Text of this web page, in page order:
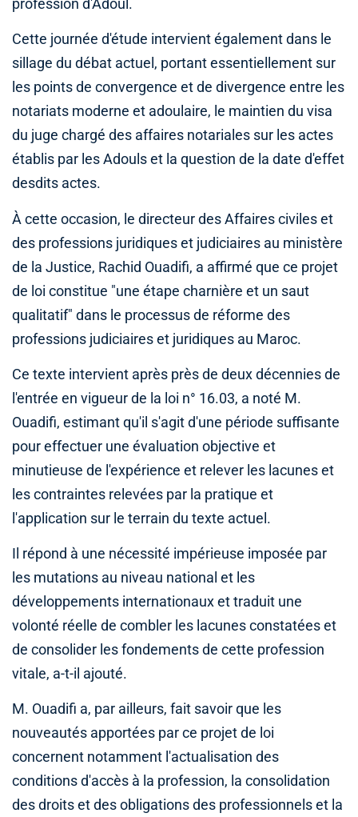
profession d'Adoul.
Cette journée d'étude intervient également dans le
sillage du débat actuel, portant essentiellement sur
les points de convergence et de divergence entre les
notariats moderne et adoulaire, le maintien du visa
du juge chargé des affaires notariales sur les actes
établis par les Adouls et la question de la date d'effet
desdits actes.
À cette occasion, le directeur des Affaires civiles et
des professions juridiques et judiciaires au ministère
de la Justice, Rachid Ouadifi, a affirmé que ce projet
de loi constitue "une étape charnière et un saut
qualitatif" dans le processus de réforme des
professions judiciaires et juridiques au Maroc.
Ce texte intervient après près de deux décennies de
l'entrée en vigueur de la loi n° 16.03, a noté M.
Ouadifi, estimant qu'il s'agit d'une période suffisante
pour effectuer une évaluation objective et
minutieuse de l'expérience et relever les lacunes et
les contraintes relevées par la pratique et
l'application sur le terrain du texte actuel.
Il répond à une nécessité impérieuse imposée par
les mutations au niveau national et les
développements internationaux et traduit une
volonté réelle de combler les lacunes constatées et
de consolider les fondements de cette profession
vitale, a-t-il ajouté.
M. Ouadifi a, par ailleurs, fait savoir que les
nouveautés apportées par ce projet de loi
concernent notamment l'actualisation des
conditions d'accès à la profession, la consolidation
des droits et des obligations des professionnels et la